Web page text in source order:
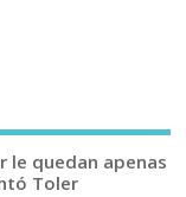
le quedan apenas
Toler